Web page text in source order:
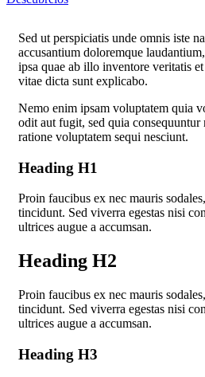
Sed ut perspiciatis unde omnis iste
accusantium doloremque
ipsa quae ab illo inventore veritatis
vitae dicta sunt explicabo.
Nemo enim ipsam voluptatem quia
odit aut fugit, sed quia consequuntur
ratione voluptatem sequi nesciunt.
Heading H1
Proin faucibus ex nec mauris
tincidunt. Sed viverra egestas nisi
ultrices augue a accumsan.
Heading H2
Proin faucibus ex nec mauris
tincidunt. Sed viverra egestas nisi
ultrices augue a accumsan.
Heading H3